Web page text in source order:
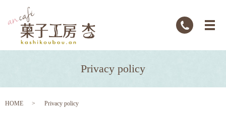
Privacy policy
HOME Privacy policy